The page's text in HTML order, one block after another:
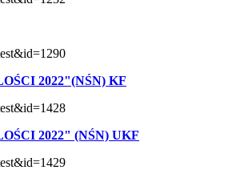
2022"(NŚN) KF
2022" (NŚN) UKF